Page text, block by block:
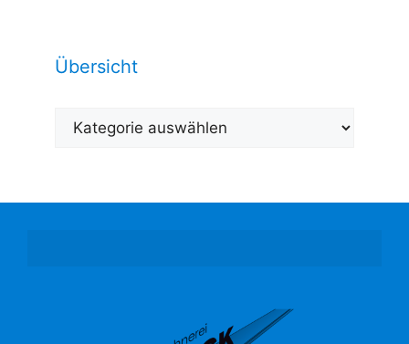
Übersicht
Übersicht